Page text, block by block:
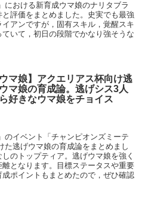
における新育成ウマ娘のナリタブラ
評価をまとめました。史実でも最強
アンですが，固有スキル，覚醒スキ
いて，初日の段階でかなり強そうな
ウマ娘】アクエリアス杯向け逃
マ娘の育成論。逃げシス3人
好きなウマ娘をチョイス
のイベント「チャンピオンズミーテ
た逃げウマ娘の育成論をまとめまし
のトップティア。逃げウマ娘を強く
となります。目標ステータスや重要
ポイントもまとめたので，ぜひ確認